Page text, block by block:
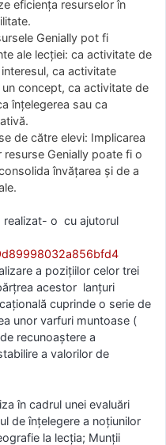
eficiența resurselor în
Genially pot fi
ale lecției: ca activitate de
ca activitate
concept, ca activitate de
înțelegerea sau ca
de către elevi: Implicarea
Genially poate fi o
învățarea și de a
realizat- o cu ajutorul
a pozițiilor celor trei
acestor lanțuri
cuprinde o serie de
unor varfuri muntoase (
recunoaștere a
a valorilor de
în cadrul unei evaluări
de înțelegere a noțiunilor
la lecția; Munții